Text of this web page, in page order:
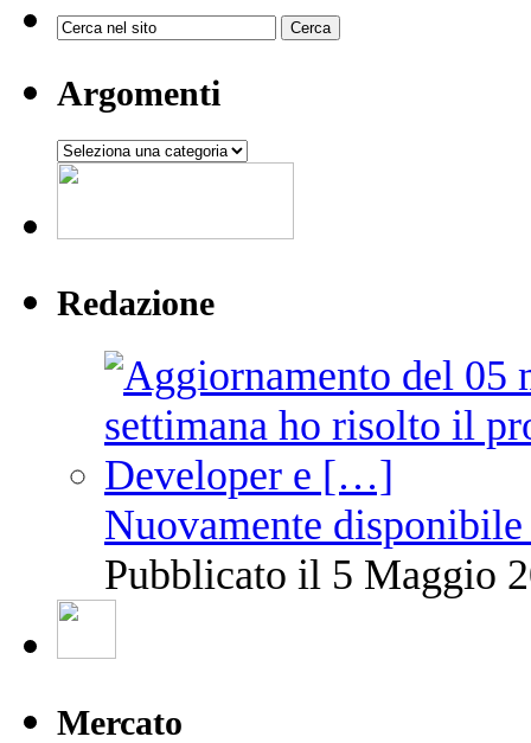
Argomenti
Argomenti
Redazione
Nuovamente
Pubblicato il 5 Maggio
Mercato